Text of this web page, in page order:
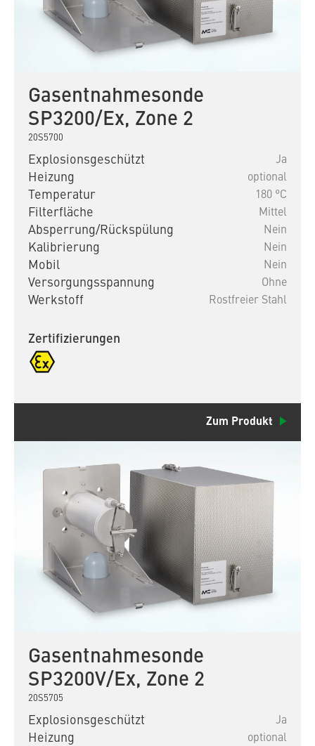
Gasentnahmesonde
SP3200/Ex, Zone 2
20S5700
Explosionsgeschützt Ja
Heizung optional
Temperatur 180 °C
Filterfläche Mittel
Absperrung/Rückspülung Nein
Kalibrierung Nein
Mobil Nein
Versorgungsspannung Ohne
Werkstoff Rostfreier Stahl
Zertifizierungen
Zum Produkt
Gasentnahmesonde
SP3200V/Ex, Zone 2
20S5705
Explosionsgeschützt Ja
Heizung optional